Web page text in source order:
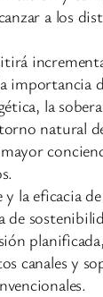
a los
importancia
la
natural
y la eficacia
de
canales y